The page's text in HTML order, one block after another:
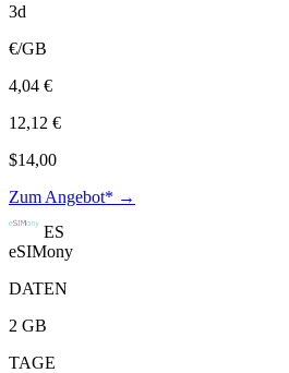
3d
€/GB
4,04 €
12,12 €
$14,00
Zum Angebot* →
ES
eSIMony
DATEN
2 GB
TAGE